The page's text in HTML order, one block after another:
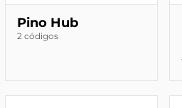
Pino Hub
2 códigos